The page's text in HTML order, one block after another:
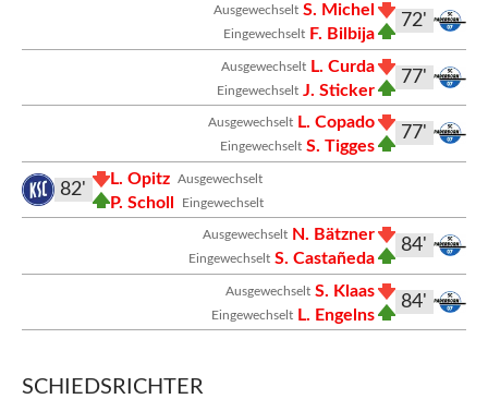
72'
Ausgewechselt S. Michel
Eingewechselt F. Bilbija
77'
Ausgewechselt L. Curda
Eingewechselt J. Sticker
77'
Ausgewechselt L. Copado
Eingewechselt S. Tigges
Ausgewechselt
L. Opitz
Eingewechselt
P. Scholl
82'
84'
Ausgewechselt N. Bätzner
Eingewechselt S. Castañeda
84'
Ausgewechselt S. Klaas
Eingewechselt L. Engelns
SCHIEDSRICHTER